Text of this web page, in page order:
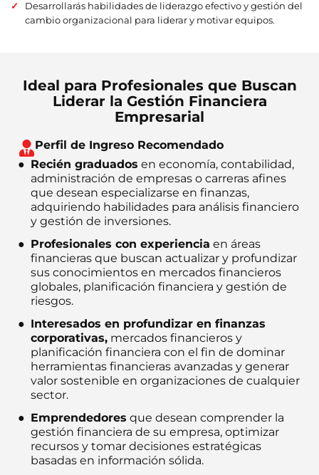
Desarrollarás habilidades de liderazgo efectivo y gestión del
cambio organizacional para liderar y motivar equipos.
Ideal para Profesionales que Buscan
Liderar la Gestión Financiera
Empresarial
Perfil de Ingreso Recomendado
Recién graduados en economía, contabilidad,
administración de empresas o carreras afines
que desean especializarse en finanzas,
adquiriendo habilidades para análisis financiero
y gestión de inversiones.
Profesionales con experiencia en áreas
financieras que buscan actualizar y profundizar
sus conocimientos en mercados financieros
globales, planificación financiera y gestión de
riesgos.
Interesados en profundizar en finanzas
corporativas, mercados financieros y
planificación financiera con el fin de dominar
herramientas financieras avanzadas y generar
valor sostenible en organizaciones de cualquier
sector.
Emprendedores que desean comprender la
gestión financiera de su empresa, optimizar
recursos y tomar decisiones estratégicas
basadas en información sólida.